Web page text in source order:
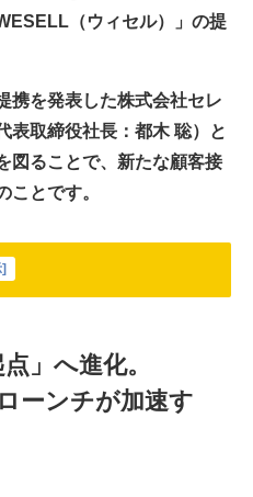
（ウィセル）」の提
携を発表した株式会社セレ
表取締役社長：都木 聡）と
図ることで、新たな顧客接
ことです。
]
」へ進化。
ーンチが加速す